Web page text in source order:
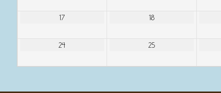
17 18
24 25